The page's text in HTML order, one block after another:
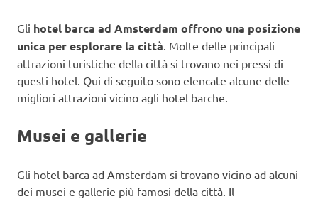
Gli hotel barca ad Amsterdam offrono una posizione
unica per esplorare la città . Molte delle principali
attrazioni turistiche della città si trovano nei pressi di
questi hotel. Qui di seguito sono elencate alcune delle
migliori attrazioni vicino agli hotel barche.
Musei e gallerie
Gli hotel barca ad Amsterdam si trovano vicino ad alcuni
dei musei e gallerie più famosi della città. Il